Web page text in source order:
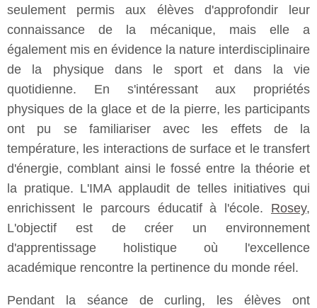
seulement permis aux élèves d'approfondir leur
connaissance de la mécanique, mais elle a
également mis en évidence la nature interdisciplinaire
de la physique dans le sport et dans la vie
quotidienne. En s'intéressant aux propriétés
physiques de la glace et de la pierre, les participants
ont pu se familiariser avec les effets de la
température, les interactions de surface et le transfert
d'énergie, comblant ainsi le fossé entre la théorie et
la pratique. L'IMA applaudit de telles initiatives qui
enrichissent le parcours éducatif à l'école. Rosey,
L'objectif est de créer un environnement
d'apprentissage holistique où l'excellence
académique rencontre la pertinence du monde réel.
Pendant la séance de curling, les élèves ont